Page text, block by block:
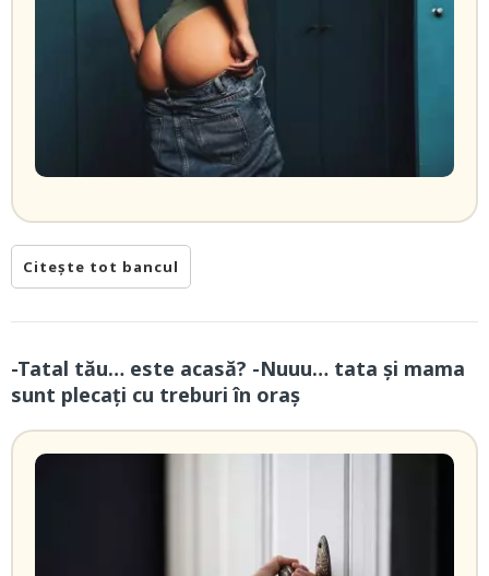
Citește tot bancul
-Tatal tău… este acasă? -Nuuu… tata și mama
sunt plecați cu treburi în oraș